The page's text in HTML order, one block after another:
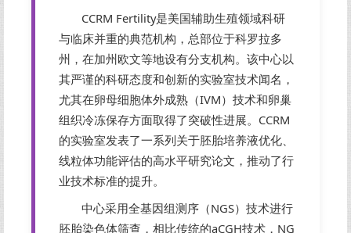
CCRM Fertility是美国辅助生殖领域科研
与临床并重的典范机构，总部位于科罗拉多
州，在加州欧文等地设有分支机构。该中心以
其严谨的科研态度和创新的实验室技术闻名，
尤其在卵母细胞体外成熟（IVM）技术和卵巢
组织冷冻保存方面取得了突破性进展。CCRM
的实验室发表了一系列关于胚胎培养液优化、
线粒体功能评估的高水平研究论文，推动了行
业技术标准的提升。
中心采用全基因组测序（NGS）技术进行
胚胎染色体筛查，相比传统的aCGH技术，NG